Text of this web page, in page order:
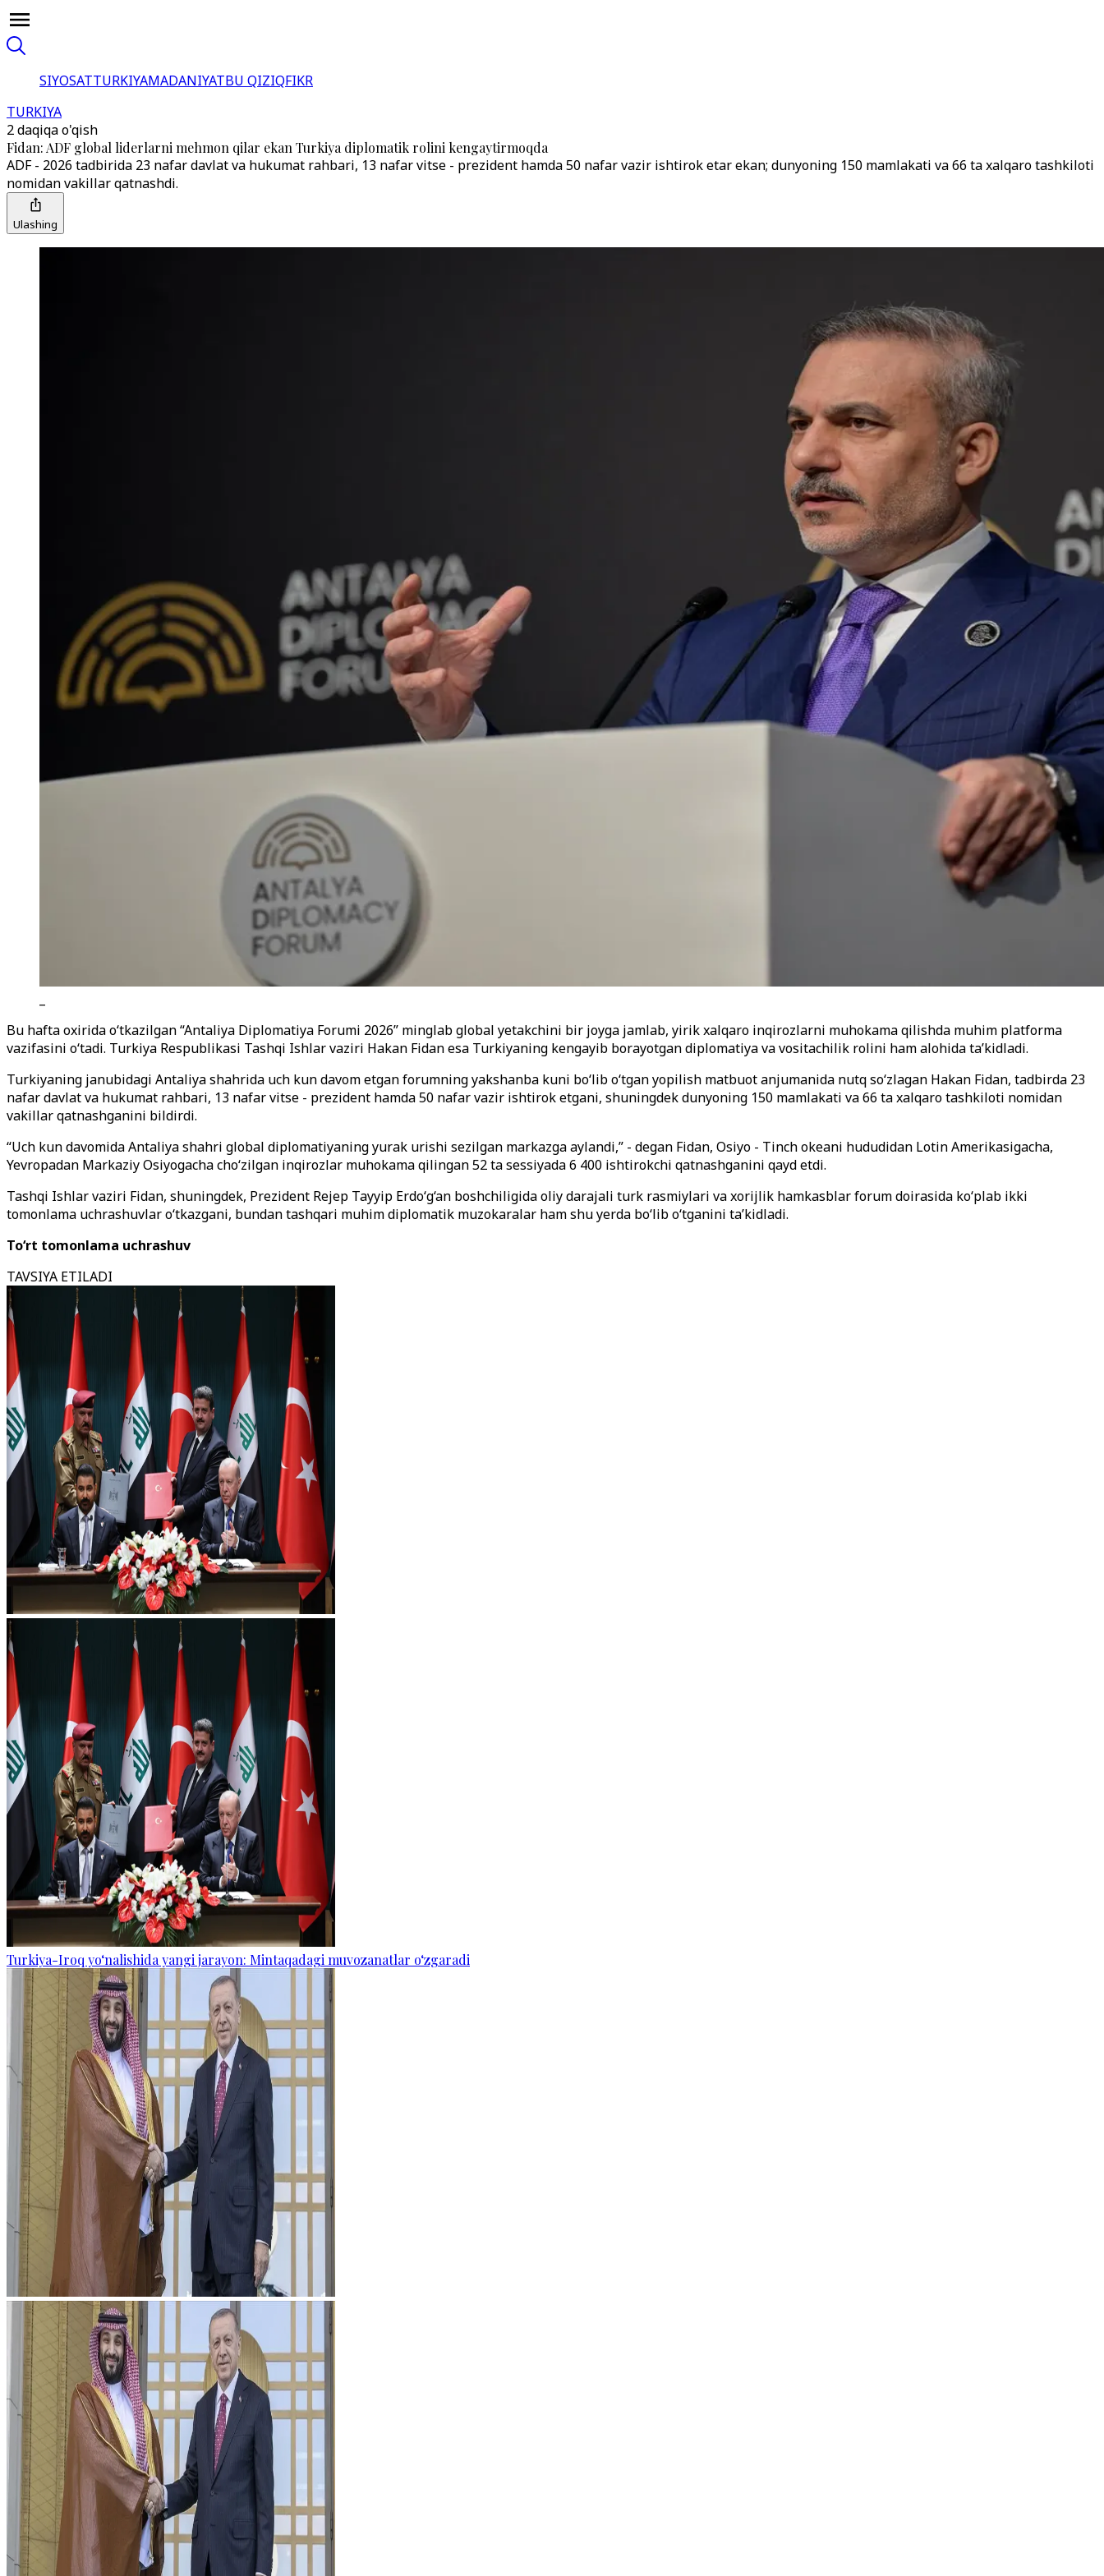
SIYOSATTURKIYAMADANIYATBU QIZIQFIKR
TURKIYA
2 daqiqa o'qish
Fidan: ADF global liderlarni mehmon qilar ekan Turkiya diplomatik rolini kengaytirmoqda
ADF - 2026 tadbirida 23 nafar davlat va hukumat rahbari, 13 nafar vitse - prezident hamda 50 nafar vazir ishtirok etar ekan; dunyoning 150 mamlakati va 66 ta xalqaro tashkiloti
nomidan vakillar qatnashdi.
Ulashing
Bu hafta oxirida o‘tkazilgan “Antaliya Diplomatiya Forumi 2026” minglab global yetakchini bir joyga jamlab, yirik xalqaro inqirozlarni muhokama qilishda muhim platforma
vazifasini o‘tadi. Turkiya Respublikasi Tashqi Ishlar vaziri Hakan Fidan esa Turkiyaning kengayib borayotgan diplomatiya va vositachilik rolini ham alohida ta’kidladi.
Turkiyaning janubidagi Antaliya shahrida uch kun davom etgan forumning yakshanba kuni bo‘lib o‘tgan yopilish matbuot anjumanida nutq so‘zlagan Hakan Fidan, tadbirda 23
nafar davlat va hukumat rahbari, 13 nafar vitse - prezident hamda 50 nafar vazir ishtirok etgani, shuningdek dunyoning 150 mamlakati va 66 ta xalqaro tashkiloti nomidan
vakillar qatnashganini bildirdi.
“Uch kun davomida Antaliya shahri global diplomatiyaning yurak urishi sezilgan markazga aylandi,” - degan Fidan, Osiyo - Tinch okeani hududidan Lotin Amerikasigacha,
Yevropadan Markaziy Osiyogacha cho‘zilgan inqirozlar muhokama qilingan 52 ta sessiyada 6 400 ishtirokchi qatnashganini qayd etdi.
Tashqi Ishlar vaziri Fidan, shuningdek, Prezident Rejep Tayyip Erdo‘g‘an boshchiligida oliy darajali turk rasmiylari va xorijlik hamkasblar forum doirasida ko‘plab ikki
tomonlama uchrashuvlar o‘tkazgani, bundan tashqari muhim diplomatik muzokaralar ham shu yerda bo‘lib o‘tganini ta’kidladi.
To‘rt tomonlama uchrashuv
TAVSIYA ETILADI
Turkiya-Iroq yo‘nalishida yangi jarayon: Mintaqadagi muvozanatlar o‘zgaradi